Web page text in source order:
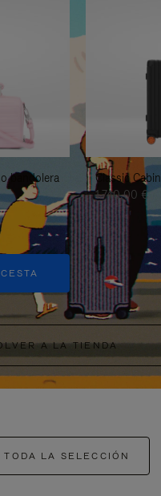
bandolera
Classic Cabin
1.740,00 €
A LA TIENDA
TODA LA SELECCIÓN